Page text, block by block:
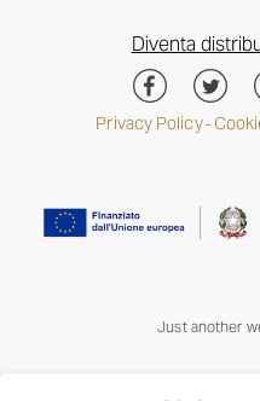
Diventa
Privacy Policy–
Just another